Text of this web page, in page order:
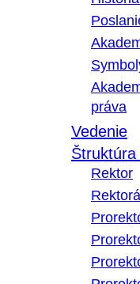
práva
Vedenie
Rektor